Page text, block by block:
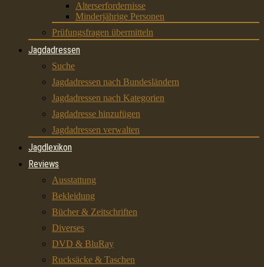
Alterserfordernisse
Minderjährige Personen
Prüfungsfragen übermitteln
Jagdadressen
Suche
Jagdadressen nach Bundesländern
Jagdadressen nach Kategorien
Jagdadresse hinzufügen
Jagdadressen verwalten
Jagdlexikon
Reviews
Ausstattung
Bekleidung
Bücher & Zeitschriften
Diverses
DVD & BluRay
Rucksäcke & Taschen